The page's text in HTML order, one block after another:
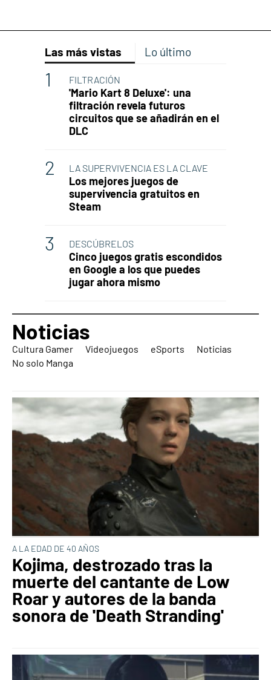
Las más vistas Lo último
FILTRACIÓN
'Mario Kart 8 Deluxe': una
filtración revela futuros
circuitos que se añadirán en el
DLC
LA SUPERVIVENCIA ES LA CLAVE
Los mejores juegos de
supervivencia gratuitos en
Steam
DESCÚBRELOS
Cinco juegos gratis escondidos
en Google a los que puedes
jugar ahora mismo
Noticias
Cultura Gamer Videojuegos eSports
Noticias
No solo Manga
A LA EDAD DE 40 AÑOS
Kojima, destrozado tras la
muerte del cantante de Low
Roar y autores de la banda
sonora de 'Death Stranding'